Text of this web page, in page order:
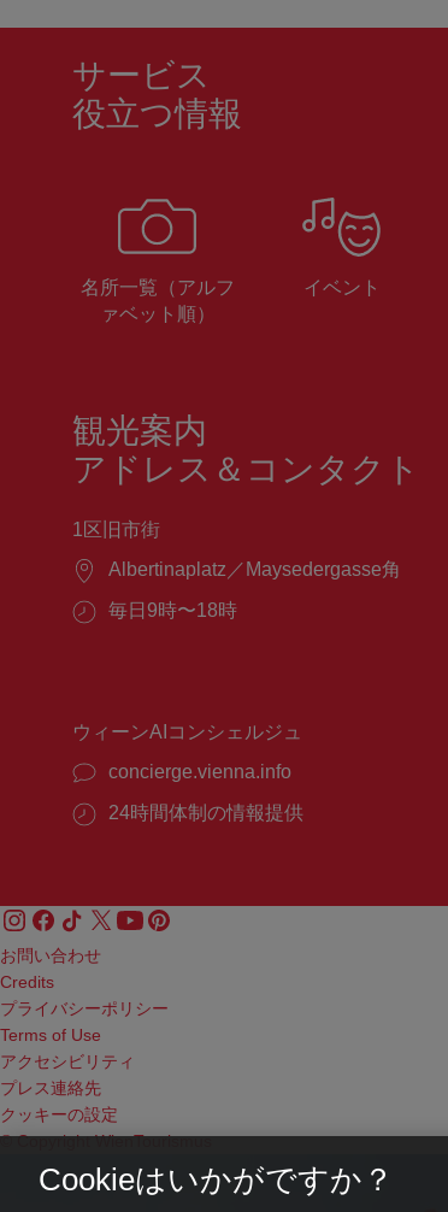
サービス
役立つ情報
名所一覧（アルフ
ァベット順）
イベント
観光案内
アドレス＆コンタクト
1区旧市街
場
Albertinaplatz／Maysedergasse角
営
毎日9時〜18時
ウィーンAIコンシェルジュ
concierge.vienna.info
24時間体制の情報提供
お問い合わせ
Credits
プライバシーポリシー
Terms of Use
アクセシビリティ
プレス連絡先
クッキーの設定
© Copyright WienTourismus
Cookieはいかがですか？